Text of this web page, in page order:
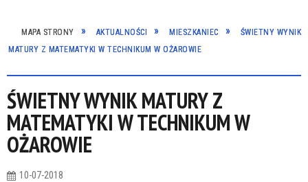
MAPA STRONY AKTUALNOŚCI MIESZKANIEC
ŚWIETNY WYNIK
MATURY Z MATEMATYKI W TECHNIKUM W OŻAROWIE
ŚWIETNY WYNIK MATURY Z
MATEMATYKI W TECHNIKUM W
OŻAROWIE
10-07-2018